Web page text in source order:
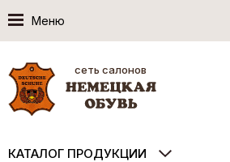
Меню
сеть салонов
КАТАЛОГ ПРОДУКЦИИ